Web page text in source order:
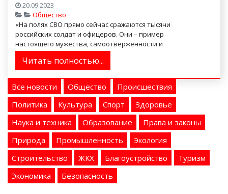
20.09.2023
Общество
«На полях СВО прямо сейчас сражаются тысячи
российских солдат и офицеров. Они – пример
настоящего мужества, самоотверженности и
патриотизма», – считае...
Читать полностью...
Все новости Общество
Происшествия
Политика
Культура Спорт
Здоровье
Наука и техника
Образование
Права и законы
Природа
Промышленность
Экология
Строительство
ЖКХ Благоустройство
Туризм
Экономика
Безопасность